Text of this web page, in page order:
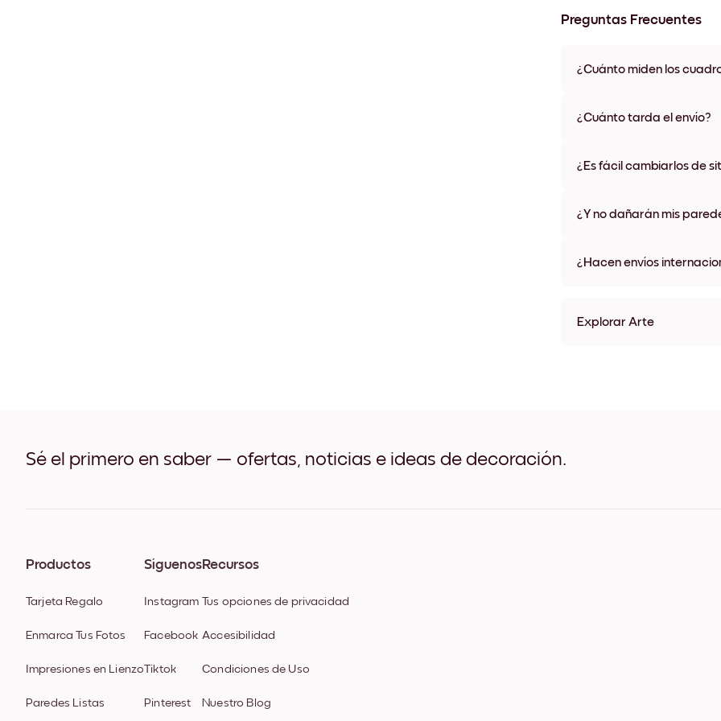
Preguntas Frecuentes
¿Cuánto miden los
materiales y colores de
¿Cuánto tarda el envío?
algunos países. Te
¿Es fácil cambiarlos de
¿Y no dañarán mis
¿Hacen envíos
Explorar Arte
Sé el primero en saber — ofertas, noticias e ideas de decoración.
Productos
Tarjeta Regalo
Enmarca Tus Fotos
Impresiones en Lienzo
Paredes Listas
Síguenos
Instagram
Facebook
Tiktok
Pinterest
Recursos
Tus opciones de privacidad
Accesibilidad
Condiciones de Uso
Nuestro Blog